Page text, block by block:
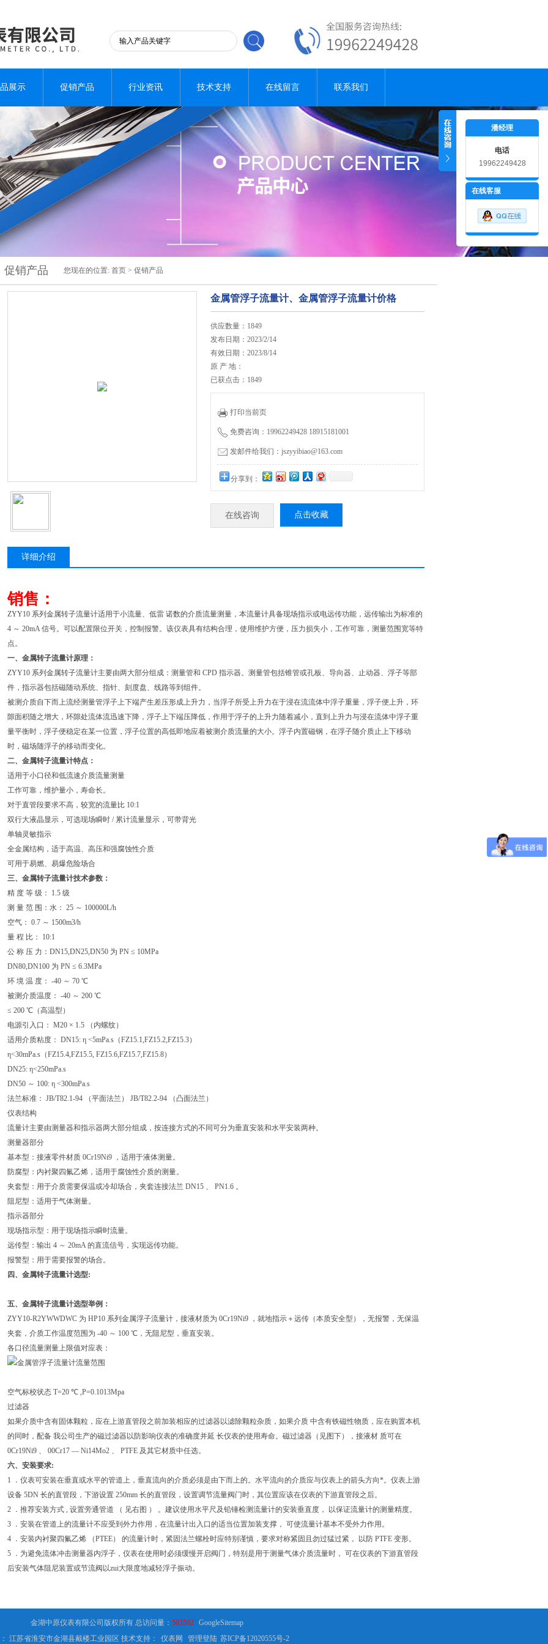
展示 促销产品 行业资讯 技术支持 在线留言 联系我们
促销产品 您现在的位置: 首页 > 促销产品
金属管浮子流量计、金属管浮子流量计价格
供应数量：1849
发布日期：2023/2/14
有效日期：2023/8/14
原 产 地：
已获点击：1849
打印当前页
免费咨询：19962249428 18915181001
发邮件给我们：jszyyibiao@163.com
分享到：
在线咨询 点击收藏
详细介绍
销售：
ZYY10 系列金属转子流量计适用于小流量、低雷 诺数的介质流量测量，本流量计具备现场指示或电远传功能，远传输出为标准的
4 ～ 20mA 信号。可以配置限位开关，控制报警。该仪表具有结构合理，使用维护方便，压力损失小，工作可靠，测量范围宽等特
点。
一、金属转子流量计原理：
ZYY10 系列金属转子流量计主要由两大部分组成：测量管和 CPD 指示器。测量管包括锥管或孔板、导向器、止动器、浮子等部
件，指示器包括磁随动系统、指针、刻度盘、线路等到组件。
被测介质自下而上流经测量管浮子上下端产生差压形成上升力，当浮子所受上升力在于浸在流流体中浮子重量，浮子便上升，环
隙面积随之增大，环隙处流体流迅速下降，浮子上下端压降低，作用于浮子的上升力随着减小，直到上升力与浸在流体中浮子重
量平衡时，浮子便稳定在某一位置，浮子位置的高低即地应着被测介质流量的大小。浮子内置磁钢，在浮子随介质止上下移动
时，磁场随浮子的移动而变化。
二、金属转子流量计特点：
适用于小口径和低流速介质流量测量
工作可靠，维护量小，寿命长。
对于直管段要求不高，较宽的流量比 10:1
双行大液晶显示，可选现场瞬时 / 累计流量显示，可带背光
单轴灵敏指示
全金属结构，适于高温、高压和强腐蚀性介质
可用于易燃、易爆危险场合
三、金属转子流量计技术参数：
精 度 等 级： 1.5 级
测 量 范 围：水： 25 ～ 100000L/h
空气： 0.7 ～ 1500m3/h
量 程 比： 10:1
公 称 压 力：DN15,DN25,DN50 为 PN ≤ 10MPa
DN80,DN100 为 PN ≤ 6.3MPa
环 境 温 度： -40 ～ 70 ℃
被测介质温度： -40 ～ 200 ℃
≤ 200 ℃（高温型）
电源引入口： M20 × 1.5 （内螺纹）
适用介质粘度： DN15: η <5mPa.s（FZ15.1,FZ15.2,FZ15.3）
η<30mPa.s（FZ15.4,FZ15.5, FZ15.6,FZ15.7,FZ15.8）
DN25: η<250mPa.s
DN50 ～ 100: η <300mPa.s
法兰标准： JB/T82.1-94 （平面法兰） JB/T82.2-94 （凸面法兰）
仪表结构
流量计主要由测量器和指示器两大部分组成，按连接方式的不同可分为垂直安装和水平安装两种。
测量器部分
基本型：接液零件材质 0Cr19Ni9 ，适用于液体测量。
防腐型：内衬聚四氟乙烯，适用于腐蚀性介质的测量。
夹套型：用于介质需要保温或冷却场合，夹套连接法兰 DN15 、 PN1.6 。
阻尼型：适用于气体测量。
指示器部分
现场指示型：用于现场指示瞬时流量。
远传型：输出 4 ～ 20mA 的直流信号，实现远传功能。
报警型：用于需要报警的场合。
四、金属转子流量计选型:
五、金属转子流量计选型举例：
ZYY10-R2YWWDWC 为 HP10 系列金属浮子流量计，接液材质为 0Cr19Ni9 ，就地指示＋远传（本质安全型），无报警，无保温
夹套，介质工作温度范围为 -40 ～ 100 ℃，无阻尼型，垂直安装。
各口径流量测量上限值对应表：
空气标校状态 T=20 ℃ ,P=0.1013Mpa
过滤器
如果介质中含有固体颗粒，应在上游直管段之前加装相应的过滤器以滤除颗粒杂质，如果介质 中含有铁磁性物质，应在购置本机
的同时，配备 我公司生产的磁过滤器以防影响仪表的准确度并延 长仪表的使用寿命。磁过滤器（见图下），接液材 质可在
0Cr19Ni9 、 00Cr17 — Ni14Mo2 、 PTFE 及其它材质中任选。
六、安装要求:
1 ．仪表可安装在垂直或水平的管道上，垂直流向的介质必须是由下而上的。水平流向的介质应与仪表上的箭头方向*。仪表上游
设备 5DN 长的直管段，下游设置 250mm 长的直管段，设置调节流量阀门时，其位置应该在仪表的下游直管段之后。
2 ．推荐安装方式 , 设置旁通管道 （ 见右图 ） 。建议使用水平尺及铅锤检测流量计的安装垂直度， 以保证流量计的测量精度。
3 ．安装在管道上的流量计不应受到外力作用，在流量计出入口的适当位置加装支撑， 可使流量计基本不受外力作用。
4 ．安装内衬聚四氟乙烯 （PTEE） 的流量计时，紧固法兰螺栓时应特别谨慎，要求对称紧固且勿过猛过紧， 以防 PTFE 变形。
5 ．为避免流体冲击测量器内浮子，仪表在使用时必须缓慢开启阀门，特别是用于测量气体介质流量时， 可在仪表的下游直管段
后安装气体阻尼装置或节流阀以zui大限度地减轻浮子振动。
金湖中原仪表有限公司版权所有 总访问量： 503592 GoogleSitemap
江苏省淮安市金湖县戴楼工业园区 技术支持：
仪表网 管理登陆 苏ICP备12020555号-2
潘经理
电话
19962249428
在线客服